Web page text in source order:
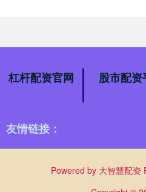
杠杆配资官网 股市配资
友情链接：
Powered by 大智慧配资